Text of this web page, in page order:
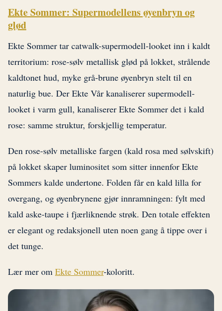
Ekte Sommer: Supermodellens øyenbryn og
glød
Ekte Sommer tar catwalk-supermodell-looket inn i kaldt
territorium: rose-sølv metallisk glød på lokket, strålende
kaldtonet hud, myke grå-brune øyenbryn stelt til en
naturlig bue. Der Ekte Vår kanaliserer supermodell-
looket i varm gull, kanaliserer Ekte Sommer det i kald
rose: samme struktur, forskjellig temperatur.
Den rose-sølv metalliske fargen (kald rosa med sølvskift)
på lokket skaper luminositet som sitter innenfor Ekte
Sommers kalde undertone. Folden får en kald lilla for
overgang, og øyenbrynene gjør innramningen: fylt med
kald aske-taupe i fjærliknende strøk. Den totale effekten
er elegant og redaksjonell uten noen gang å tippe over i
det tunge.
Lær mer om Ekte Sommer-koloritt.